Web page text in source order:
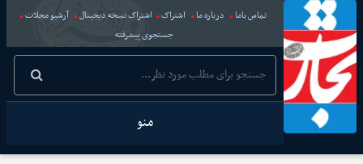
تماس باما درباره ما اشتراک اشتراک نسخه دیجیتال
آرشیو مجلات
جستجوی پیشرفته
منو